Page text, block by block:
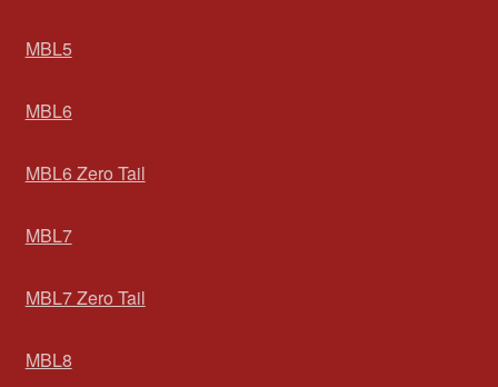
MBL5
MBL6
MBL6 Zero Tail
MBL7
MBL7 Zero Tail
MBL8